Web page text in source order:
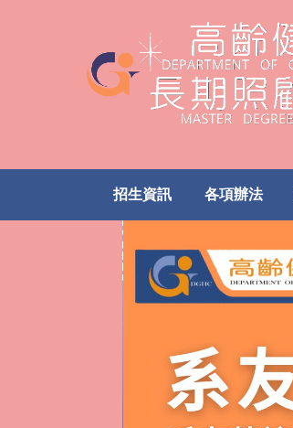
招生資訊 各項辦法